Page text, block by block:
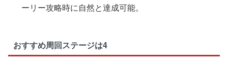
ーリー攻略時に自然と達成可能。
おすすめ周回ステージは4